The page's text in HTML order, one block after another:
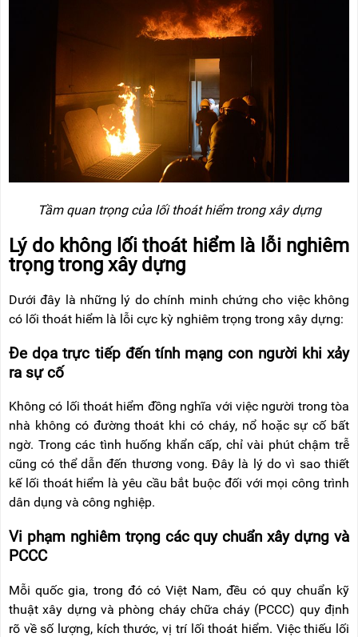
XE
Tầm quan trọng của lối thoát hiểm trong xây dựng
Lý do không lối thoát hiểm là lỗi nghiêm
trọng trong xây dựng
Dưới đây là những lý do chính minh chứng cho việc không
có lối thoát hiểm là lỗi cực kỳ nghiêm trọng trong xây dựng:
Đe dọa trực tiếp đến tính mạng con người khi xảy
ra sự cố
Không có lối thoát hiểm đồng nghĩa với việc người trong tòa
nhà không có đường thoát khi có cháy, nổ hoặc sự cố bất
ngờ. Trong các tình huống khẩn cấp, chỉ vài phút chậm trễ
cũng có thể dẫn đến thương vong. Đây là lý do vì sao thiết
kế lối thoát hiểm là yêu cầu bắt buộc đối với mọi công trình
dân dụng và công nghiệp.
Vi phạm nghiêm trọng các quy chuẩn xây dựng và
PCCC
Mỗi quốc gia, trong đó có Việt Nam, đều có quy chuẩn kỹ
thuật xây dựng và phòng cháy chữa cháy (PCCC) quy định
rõ về số lượng, kích thước, vị trí lối thoát hiểm. Việc thiếu lối